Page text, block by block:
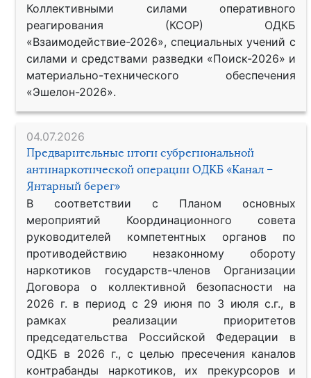
Коллективными силами оперативного
реагирования (КСОР) ОДКБ
«Взаимодействие-2026», специальных учений с
силами и средствами разведки «Поиск-2026» и
материально-технического обеспечения
«Эшелон-2026».
04.07.2026
Предварительные итоги субрегиональной
антинаркотической операции ОДКБ «Канал –
Янтарный берег»
В соответствии с Планом основных
мероприятий Координационного совета
руководителей компетентных органов по
противодействию незаконному обороту
наркотиков государств-членов Организации
Договора о коллективной безопасности на
2026 г. в период с 29 июня по 3 июля с.г., в
рамках реализации приоритетов
председательства Российской Федерации в
ОДКБ в 2026 г., с целью пресечения каналов
контрабанды наркотиков, их прекурсоров и